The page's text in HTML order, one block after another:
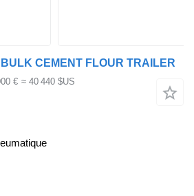
CEMENT FLOUR TRAILER
€ ≈ 40 440 $US